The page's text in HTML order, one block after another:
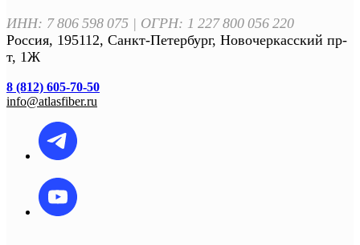
ИНН: 7 806 598 075 | ОГРН: 1 227 800 056 220
Россия, 195112, Санкт-Петербург, Новочеркасский пр-
т, 1Ж
8 (812) 605-70-50
info@atlasfiber.ru